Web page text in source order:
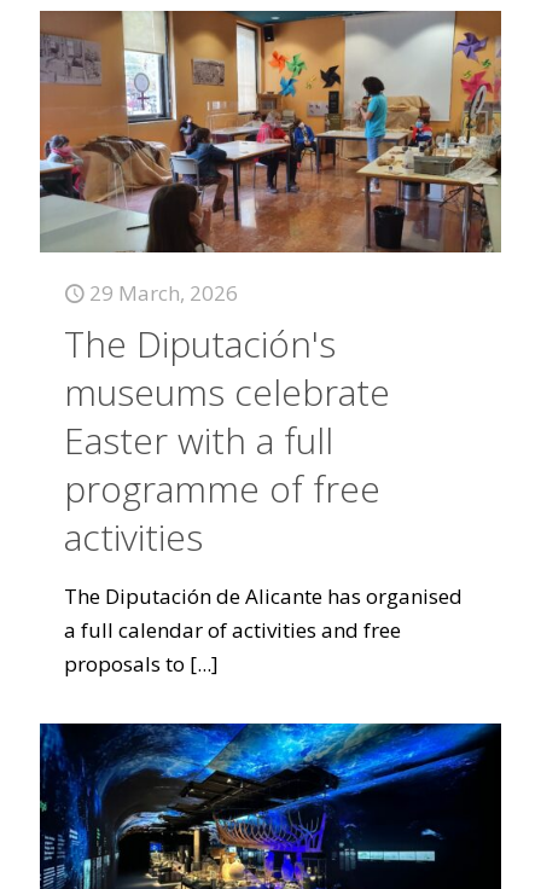
29 March, 2026
The Diputación's
museums celebrate
Easter with a full
programme of free
activities
The Diputación de Alicante has organised
a full calendar of activities and free
proposals to [...]